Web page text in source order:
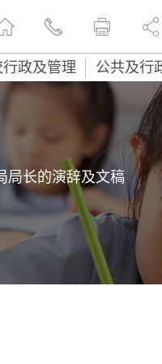
政及管理 公共及行
局长的演辞及文稿